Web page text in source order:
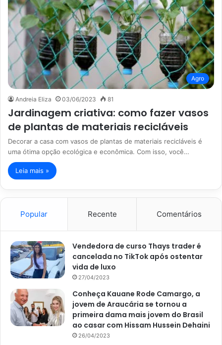
Agro
Andreia Eliza 03/06/2023 81
Jardinagem criativa: como fazer vasos
de plantas de materiais recicláveis
Decorar a casa com vasos de plantas de materiais recicláveis é
uma ótima opção ecológica e econômica. Com isso, você…
Leia mais »
Popular Recente Comentários
Vendedora de curso Thays trader é
cancelada no TikTok após ostentar
vida de luxo
27/04/2023
Conheça Kauane Rode Camargo, a
jovem de Araucária se tornou a
primeira dama mais jovem do Brasil
ao casar com Hissam Hussein Dehaini
26/04/2023